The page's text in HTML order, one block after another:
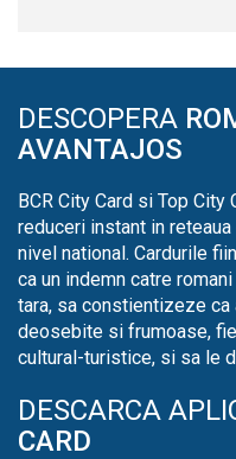
DESCOPERA
AVANTAJOS
BCR City Card si Top
reduceri instant in
nivel national. Cardurile
ca un indemn catre
tara, sa constientizeze
deosebite si frumoase,
cultural-turistice, si sa le
DESCARCA
CARD